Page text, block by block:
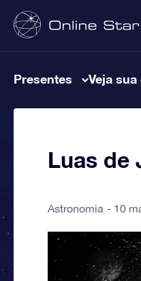
Presentes Veja
Luas de
Astronomia 10